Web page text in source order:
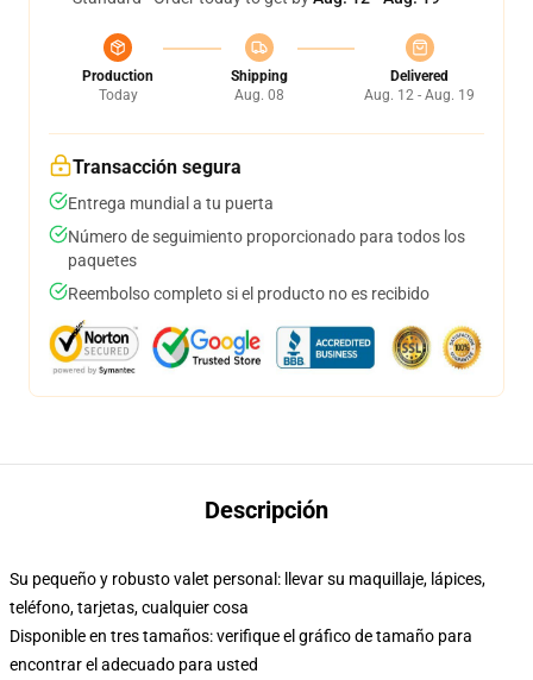
Production
Today
Shipping
Aug. 08
Delivered
Aug. 12 - Aug. 19
Transacción segura
Entrega mundial a tu puerta
Número de seguimiento proporcionado para todos los
paquetes
Reembolso completo si el producto no es recibido
Descripción
Su pequeño y robusto valet personal: llevar su maquillaje, lápices,
teléfono, tarjetas, cualquier cosa
Disponible en tres tamaños: verifique el gráfico de tamaño para
encontrar el adecuado para usted